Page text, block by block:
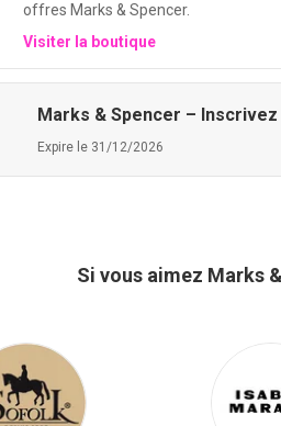
offres Marks & Spencer.
Visiter la boutique
Marks & Spencer –
Expire le 31/12/2026
Si vous aimez Marks